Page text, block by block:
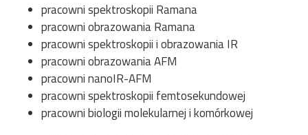
pracowni spektroskopii Ramana
pracowni obrazowania Ramana
pracowni spektroskopii i obrazowania IR
pracowni obrazowania AFM
pracowni nanoIR-AFM
pracowni spektroskopii femtosekundowej
pracowni biologii molekularnej i komórkowej